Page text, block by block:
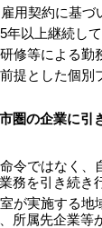
用契約に基づ
以上継続し
修等による勤
提とした個別
の企業に引
令ではなく
務を引き続き
が実施する
所属先企業等